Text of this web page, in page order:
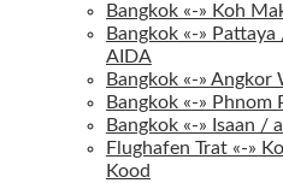
Bangkok «-» Koh
Bangkok «-»
AIDA
Bangkok «-» Angkor
Bangkok «-»
Bangkok «-» Isaan /
Flughafen Trat «-»
Kood